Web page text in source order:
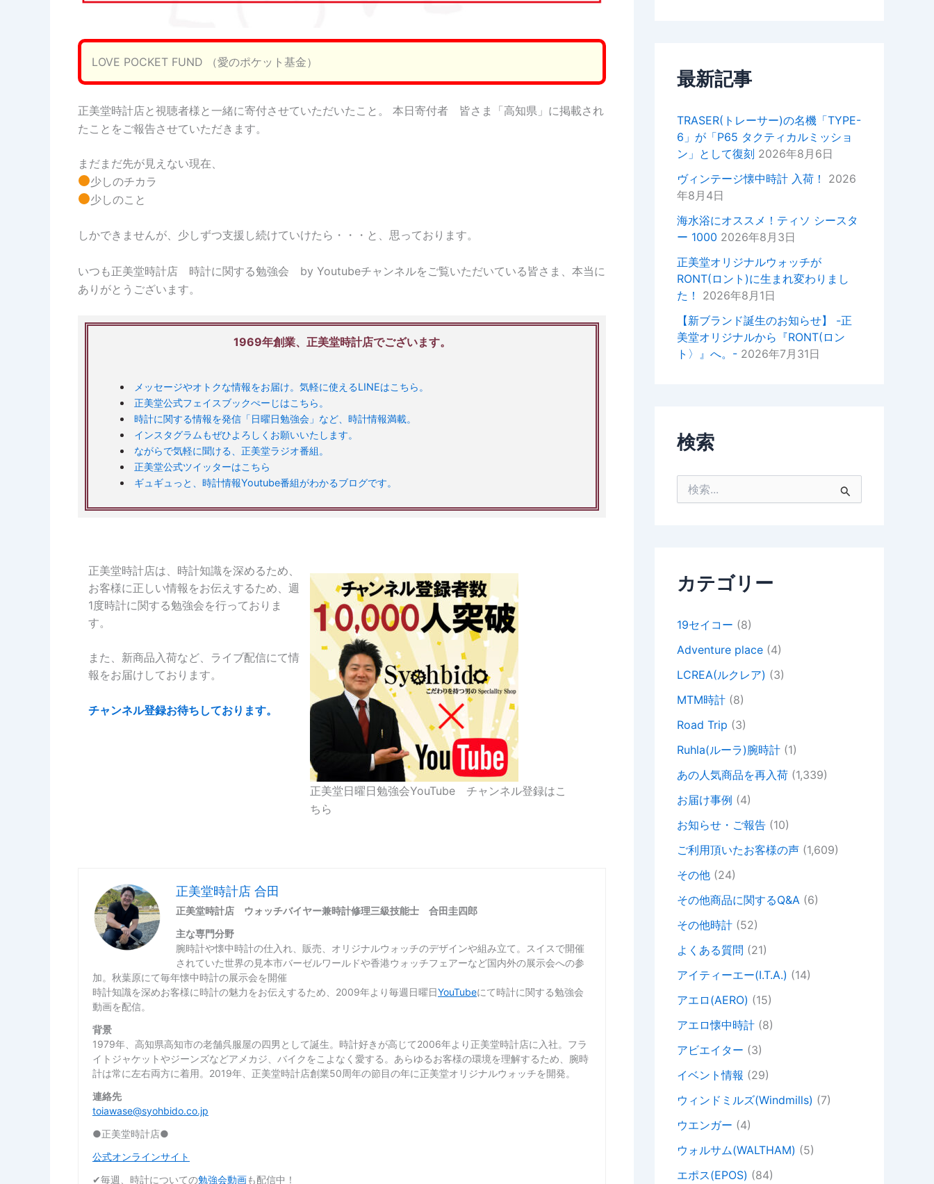
LOVE POCKET FUND （愛のポケット基金）
正美堂時計店と視聴者様と一緒に寄付させていただいたこと。 本日寄付者 皆さま「高知県」に掲載され
たことをご報告させていただきます。
まだまだ先が見えない現在、
少しのチカラ
少しのこと
しかできませんが、少しずつ支援し続けていけたら・・・と、思っております。
いつも正美堂時計店 時計に関する勉強会 by Youtubeチャンネルをご覧いただいている皆さま、本当に
ありがとうございます。
1969年創業、正美堂時計店でございます。
メッセージやオトクな情報をお届け。気軽に使えるLINEはこちら。
正美堂公式フェイスブックぺーじはこちら。
時計に関する情報を発信「日曜日勉強会」など、時計情報満載。
インスタグラムもぜひよろしくお願いいたします。
ながらで気軽に聞ける、正美堂ラジオ番組。
正美堂公式ツイッターはこちら
ギュギュっと、時計情報Youtube番組がわかるブログです。
正美堂時計店は、時計知識を深めるため、
お客様に正しい情報をお伝えするため、週
1度時計に関する勉強会を行っておりま
す。
また、新商品入荷など、ライブ配信にて情
報をお届けしております。
チャンネル登録お待ちしております。
正美堂日曜日勉強会YouTube チャンネル登録はこ
ちら
正美堂時計店 合田
正美堂時計店 ウォッチバイヤー兼時計修理三級技能士 合田圭四郎
主な専門分野
腕時計や懐中時計の仕入れ、販売、オリジナルウォッチのデザインや組み立て。スイスで開催
されていた世界の見本市バーゼルワールドや香港ウォッチフェアーなど国内外の展示会への参
加。秋葉原にて毎年懐中時計の展示会を開催
時計知識を深めお客様に時計の魅力をお伝えするため、2009年より毎週日曜日YouTubeにて時計に関する勉強会
動画を配信。
背景
1979年、高知県高知市の老舗呉服屋の四男として誕生。時計好きが高じて2006年より正美堂時計店に入社。フラ
イトジャケットやジーンズなどアメカジ、バイクをこよなく愛する。あらゆるお客様の環境を理解するため、腕時
計は常に左右両方に着用。2019年、正美堂時計店創業50周年の節目の年に正美堂オリジナルウォッチを開発。
連絡先
toiawase@syohbido.co.jp
●正美堂時計店●
公式オンラインサイト
✔︎毎週、時計についての勉強会動画も配信中！
正美堂スタッフ
セイコーのオートクォーツ 褒め
てもらえた！
オーナーからの返信
k様
この度は嬉しい評価をいただき誠
にありがとうございます。
YouTubeの動画もご覧いただい
ているとのことで、スタッフ一同
大変嬉しい気持ちでございます。
次お越しの際はぜひお話しさせて
いただきたいので宜しければお声
掛けいただけると幸いでございま
す。
今後ともどうぞよろしくお願いい
たします。
正美堂時計店スタッフ
最新記事
TRASER(トレーサー)の名機「TYPE-
6」が「P65 タクティカルミッショ
ン」として復刻 2026年8月6日
ヴィンテージ懐中時計 入荷！
2026
年8月4日
海水浴にオススメ！ティソ シースタ
ー 1000 2026年8月3日
正美堂オリジナルウォッチが
RONT(ロント)に生まれ変わりまし
た！
2026年8月1日
【新ブランド誕生のお知らせ】 -正
美堂オリジナルから『RONT(ロン
ト〉』へ。- 2026年7月31日
検索
カテゴリー
19セイコー (8)
Adventure place (4)
LCREA(ルクレア) (3)
MTM時計 (8)
Road Trip (3)
Ruhla(ルーラ)腕時計 (1)
あの人気商品を再入荷 (1,339)
お届け事例 (4)
お知らせ・ご報告 (10)
ご利用頂いたお客様の声 (1,609)
その他 (24)
その他商品に関するQ&A (6)
その他時計 (52)
よくある質問 (21)
アイティーエー(I.T.A.) (14)
アエロ(AERO) (15)
アエロ懐中時計 (8)
アビエイター (3)
イベント情報 (29)
ウィンドミルズ(Windmills) (7)
ウエンガー (4)
ウォルサム(WALTHAM) (5)
エポス(EPOS) (84)